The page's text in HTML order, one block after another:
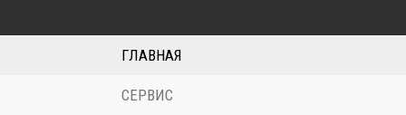
ГЛАВНАЯ
СЕРВИС